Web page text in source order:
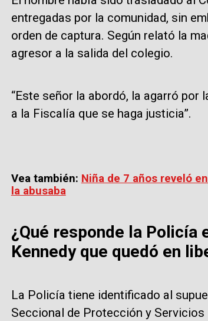
entregadas por la comunidad, sin
orden de captura. Según relató la
agresor a la salida del colegio.
“Este señor la abordó, la agarró
a la Fiscalía que se haga justicia”.
Vea también: Niña de 7 años reveló
la abusaba
¿Qué responde la Policía
Kennedy que quedó en
La Policía tiene identificado al
Seccional de Protección y